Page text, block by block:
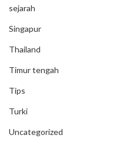
sejarah
Singapur
Thailand
Timur tengah
Tips
Turki
Uncategorized